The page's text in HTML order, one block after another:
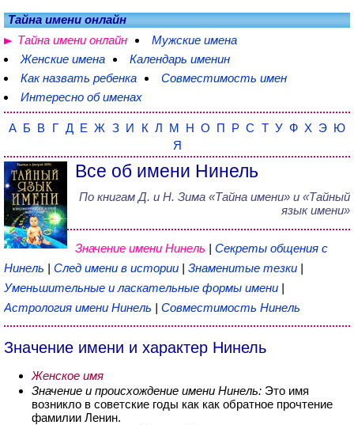
Тайна имени онлайн
Тайна имени онлайн
Мужские имена
Женские имена
Календарь именин
Как назвать ребенка
Совместимость имен
Интересно об именах
А Б В Г Д Е Ж З И К Л М Н О П Р С Т У Ф Х Э Ю
Я
Все об имени Нинель
По книгам Д. и Н. Зима «Тайна имени» и «Тайный
язык имени»
Значение имени Нинель | Секреты общения с
Нинель | След имени в истории | Знаменитые тезки |
Уменьшительные и ласкательные формы имени |
Астрология имени Нинель | Совместимость Нинель
Значение имени и характер Нинель
Женское имя
Значение и происхождение имени Нинель: Это имя
возникло в советские годы как как обратное прочтение
фамилии Ленин.